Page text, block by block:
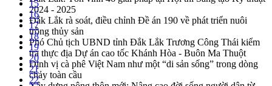
2024 - 2025
Đắk Lắk rà soát, điều chỉnh Đề án 190 về phát triển nuôi
trồng thủy sản
Phó Chủ tịch UBND tỉnh Đắk Lắk Trương Công Thái kiểm
tra thực địa Dự án cao tốc Khánh Hòa - Buôn Ma Thuột
Định vị cà phê Việt Nam như một “di sản sống” trong dòng
chảy toàn cầu
15
16
17
18
19
20
21
22